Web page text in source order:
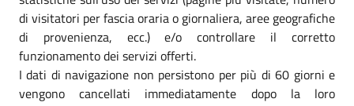
di visitatori per fascia oraria o giornaliera, aree geografiche
di provenienza, ecc.) e/o controllare il corretto
funzionamento dei servizi offerti.
I dati di navigazione non persistono per più di 60 giorni e
vengono cancellati immediatamente dopo la loro